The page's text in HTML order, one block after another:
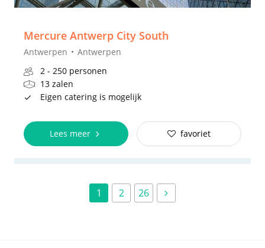
Mercure Antwerp City South
Antwerpen
Antwerpen
2 - 250 personen
13 zalen
Eigen catering is mogelijk
Lees meer favoriet
1 2 26